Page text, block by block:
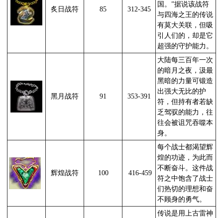
炙日战符 85 312-345
国。”据说该战符
与四海之王的传说
有莫大关联，但吸
引人们的，却是它
超强的守护能力。
黑月战符 91 353-391
大陆每三百年一次
的暗月之夜，汲最
黑暗的力量可锻造
出强大无比的护
符，但持有者若缺
乏驾驭的能力，往
往会被诅咒吞噬本
身。
辉煌战符 100 416-459
每个战士都渴望辉
煌的功迹，为此而
不断奋斗。这件战
符之中饱含了战士
们热切的理想和奋
不顾身的勇气。
传说是用上古雷神